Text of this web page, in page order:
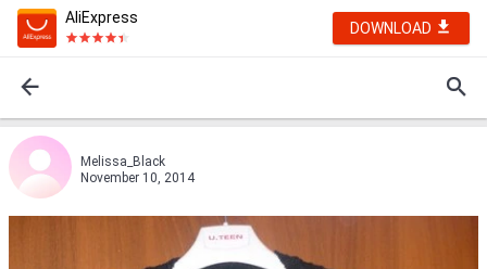
AliExpress
DOWNLOAD
Melissa_Black
November 10, 2014